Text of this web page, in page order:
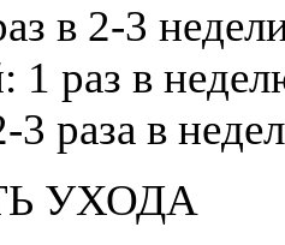
в 2-3
1 раз в
3 раза в
УХОДА